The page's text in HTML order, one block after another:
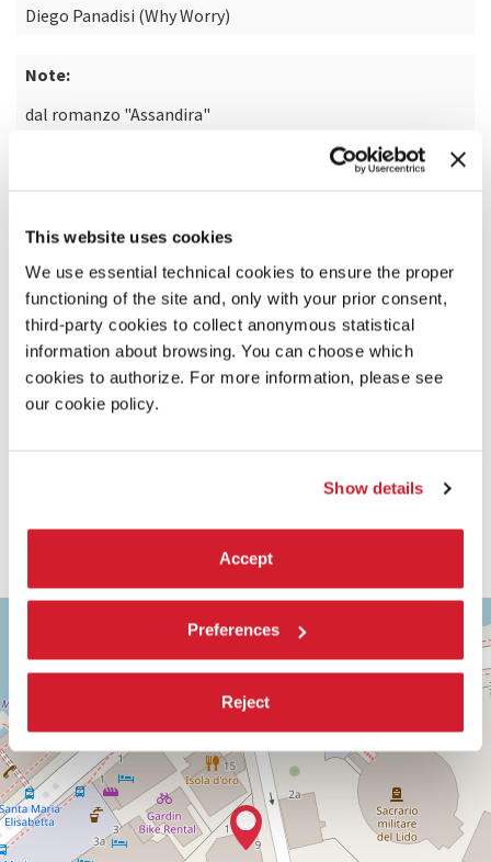
This website uses cookies
We use essential technical cookies to ensure the proper
functioning of the site and, only with your prior consent,
third-party cookies to collect anonymous statistical
information about browsing. You can choose which
cookies to authorize. For more information, please see
our cookie policy.
Show details
Accept
Preferences
Reject
Diego Panadisi (Why Worry)
Note:
dal romanzo "Assandira"
9
30126
Lido
di
Venezia
(VE)
SCOPRI LA SEDE
−